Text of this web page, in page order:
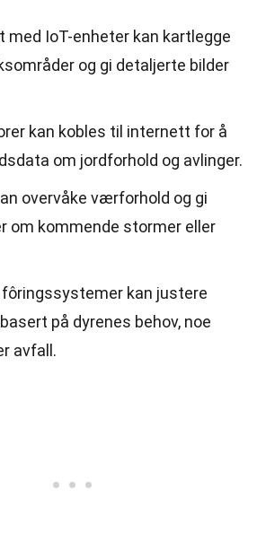
med IoT-enheter kan kartlegge
og gi detaljerte bilder
kan kobles til internett for å
om jordforhold og avlinger.
overvåke værforhold og gi
om kommende stormer eller
kan justere
på dyrenes behov, noe
avfall.